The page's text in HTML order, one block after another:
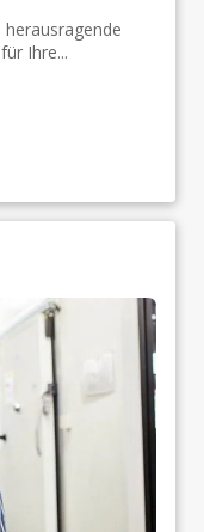
Ihre...